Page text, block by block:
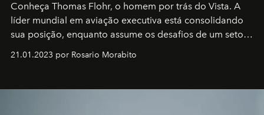
Conheça Thomas Flohr, o homem por trás do Vista. A
líder mundial em aviação executiva está consolidando
sua posição, enquanto assume os desafios de um setor
em rápida evolução e redefinindo o conceito de luxo
21.01.2023 por Rosario Morabito